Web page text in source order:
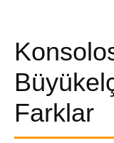
Farklar